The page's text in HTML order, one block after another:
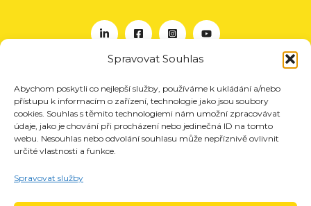
Spravovat Souhlas
Abychom poskytli co nejlepší služby, používáme k ukládání a/nebo
přístupu k informacím o zařízení, technologie jako jsou soubory
cookies. Souhlas s těmito technologiemi nám umožní zpracovávat
údaje, jako je chování při procházení nebo jedinečná ID na tomto
webu. Nesouhlas nebo odvolání souhlasu může nepříznivě ovlivnit
určité vlastnosti a funkce.
Spravovat služby
O nás
Projekty
Členství